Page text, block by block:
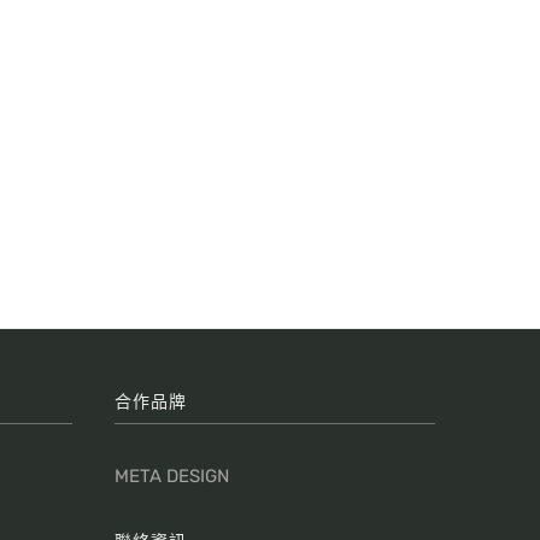
合作品牌
META DESIGN